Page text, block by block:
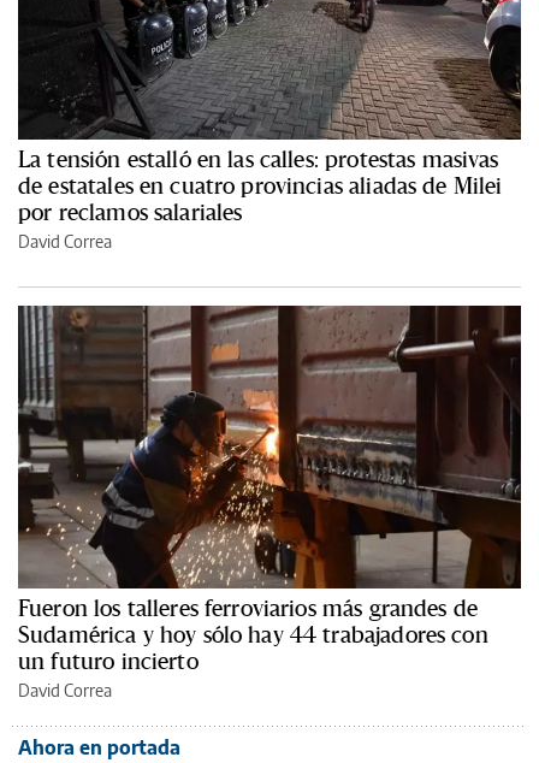
La tensión estalló en las calles: protestas masivas
de estatales en cuatro provincias aliadas de Milei
por reclamos salariales
David Correa
Fueron los talleres ferroviarios más grandes de
Sudamérica y hoy sólo hay 44 trabajadores con
un futuro incierto
David Correa
Ahora en portada